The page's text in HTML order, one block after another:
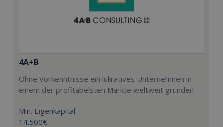
4A+B
Ohne Vorkenntnisse ein lukratives Unternehmen in
einem der profitabelsten Märkte weltweit gründen
Min. Eigenkapital:
14.500€